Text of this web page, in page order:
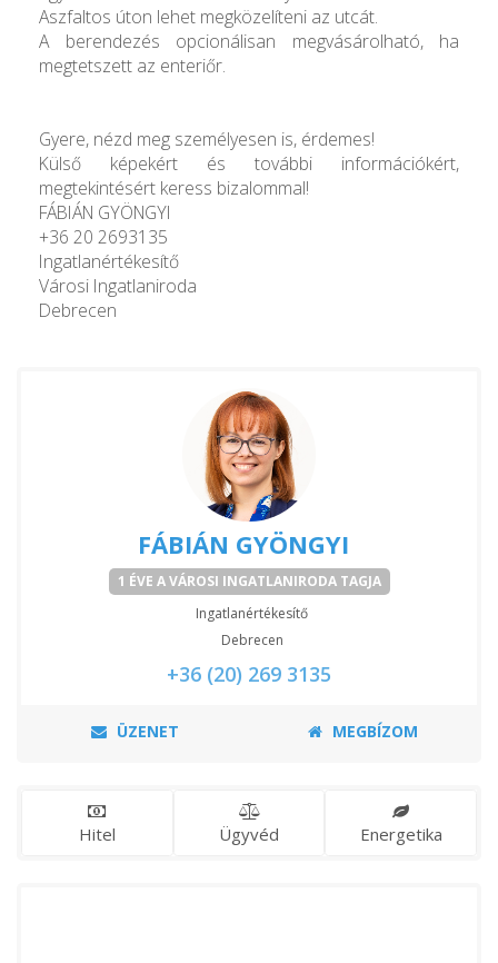
Aszfaltos úton lehet megközelíteni az utcát.
A berendezés opcionálisan megvásárolható, ha
megtetszett az enteriőr.
Gyere, nézd meg személyesen is, érdemes!
Külső képekért és további információkért,
megtekintésért keress bizalommal!
FÁBIÁN GYÖNGYI
+36 20 2693135
Ingatlanértékesítő
Városi Ingatlaniroda
Debrecen
FÁBIÁN GYÖNGYI
1 ÉVE A VÁROSI INGATLANIRODA TAGJA
Ingatlanértékesítő
Debrecen
+36 (20) 269 3135
ÜZENET MEGBÍZOM
Hitel Ügyvéd Energetika